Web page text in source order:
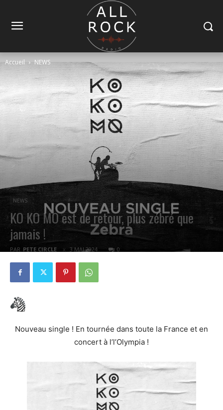
Accueil NEWS
NEWS
KO KO MO est de retour, plus zébré que
jamais !
PAR PETE CIRCLE 3 MAI 2024 0
Nouveau single ! En tournée dans toute la France et en
concert à l’l’Olympia !